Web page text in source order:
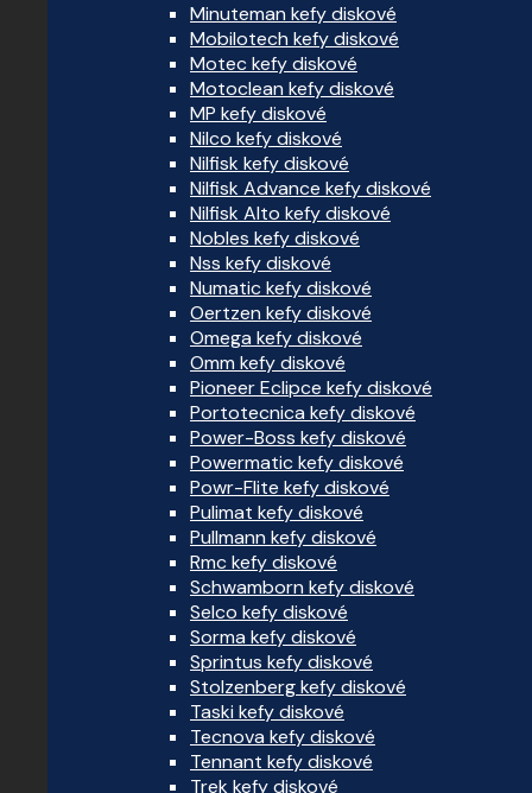
Minuteman kefy diskové
Mobilotech kefy diskové
Motec kefy diskové
Motoclean kefy diskové
MP kefy diskové
Nilco kefy diskové
Nilfisk kefy diskové
Nilfisk Advance kefy diskové
Nilfisk Alto kefy diskové
Nobles kefy diskové
Nss kefy diskové
Numatic kefy diskové
Oertzen kefy diskové
Omega kefy diskové
Omm kefy diskové
Pioneer Eclipce kefy diskové
Portotecnica kefy diskové
Power-Boss kefy diskové
Powermatic kefy diskové
Powr-Flite kefy diskové
Pulimat kefy diskové
Pullmann kefy diskové
Rmc kefy diskové
Schwamborn kefy diskové
Selco kefy diskové
Sorma kefy diskové
Sprintus kefy diskové
Stolzenberg kefy diskové
Taski kefy diskové
Tecnova kefy diskové
Tennant kefy diskové
Trek kefy diskové